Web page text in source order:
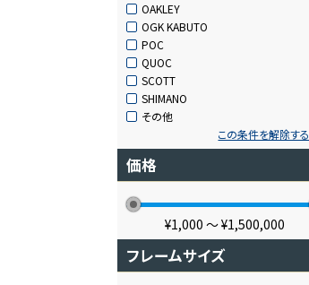
OAKLEY
OGK KABUTO
POC
QUOC
SCOTT
SHIMANO
その他
この条件を解除する
価格
¥1,000 〜¥1,500,000
フレームサイズ